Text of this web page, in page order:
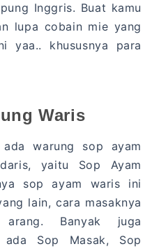
Inggris. Buat kamu
lupa cobain mie yang
yaa.. khususnya para
Waris
warung sop ayam
yaitu Sop Ayam
sop ayam waris ini
lain, cara masaknya
arang. Banyak juga
Sop Masak, Sop